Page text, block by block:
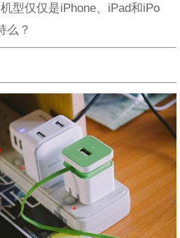
型仅仅是iPhone、iPad和iPo
么？